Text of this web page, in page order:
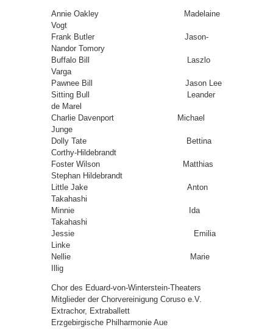
Annie Oakley Madelaine
Vogt
Frank Butler Jason-
Nandor Tomory
Buffalo Bill Laszlo
Varga
Pawnee Bill Jason Lee
Sitting Bull Leander
de Marel
Charlie Davenport Michael
Junge
Dolly Tate Bettina
Corthy-Hildebrandt
Foster Wilson Matthias
Stephan Hildebrandt
Little Jake Anton
Takahashi
Minnie Ida
Takahashi
Jessie Emilia
Linke
Nellie Marie
Illig
Chor des Eduard-von-Winterstein-Theaters
Mitglieder der Chorvereinigung Coruso e.V.
Extrachor, Extraballett
Erzgebirgische Philharmonie Aue